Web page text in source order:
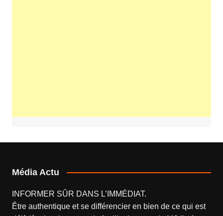
Média Actu
INFORMER SÛR DANS L’IMMÉDIAT.
Être authentique et se différencier en bien de ce qui est